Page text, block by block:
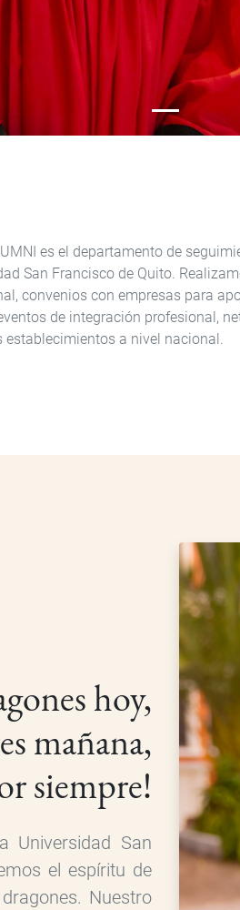
es el departamento de
San Francisco de Quito.
convenios con empresas para
de integración profesional,
establecimientos a nivel nacional.
hoy,
mañana,
siempre!
Universidad San
el espíritu de
Nuestro